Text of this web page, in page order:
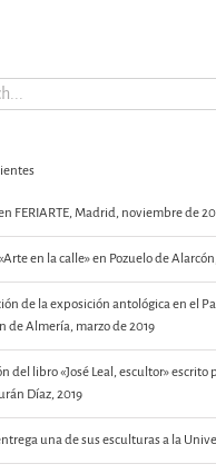
FERIARTE, Madrid, noviembre de
en la calle» en Pozuelo de
de la exposición antológica en el
de Almería, marzo de 2019
del libro «José Leal, escultor»
Díaz, 2019
una de sus esculturas a la